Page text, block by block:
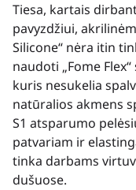
Tiesa, kartais
pavyzdžiui,
Silicone“ nėra itin
naudoti „Fome
kuris nesukelia
natūralios akmens
S1 atsparumo
patvariam ir
tinka darbams
dušuose.